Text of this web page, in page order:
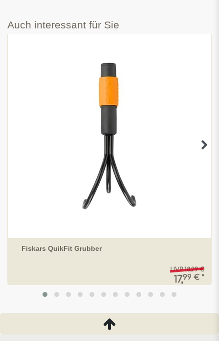
Auch interessant für Sie
Fiskars QuikFit Grubber
UVP 18,99 €
17,99 € *